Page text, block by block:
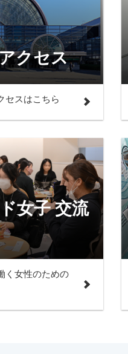
クセス
セスはこちら
女子 交流
く女性のための